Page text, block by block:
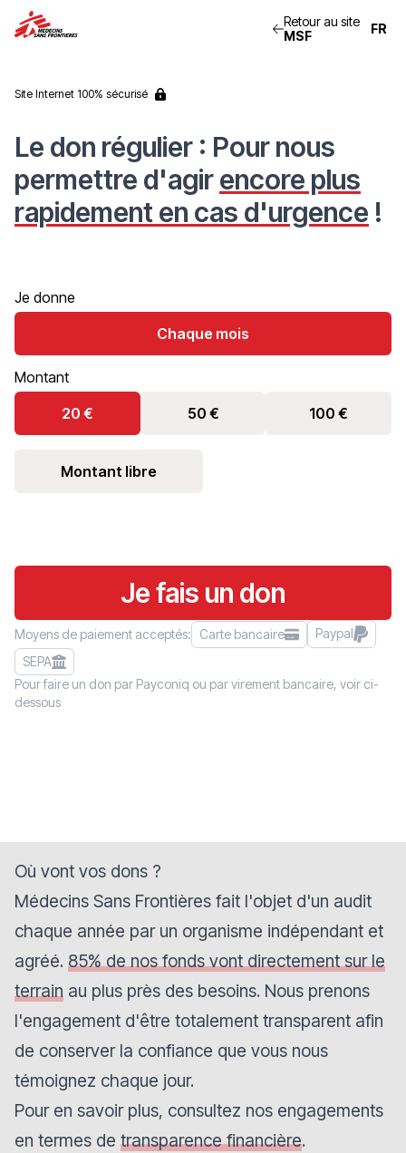
Retour au site
MSF
Site Internet 100% sécurisé
Le don régulier : Pour nous
permettre d'agirencore plus
rapidement en cas d'urgence !
Je donne
Chaque mois
Montant
20 € 50 € 100 €
Montant libre
coordonnéespaiement
Je fais un don
Moyens de paiement acceptés: Carte bancaire
Paypal
SEPA
Pour faire un don par Payconiq ou par virement bancaire, voir ci-
dessous
Où vont vos dons ?
Médecins Sans Frontières fait l'objet d'un audit
chaque année par un organisme indépendant et
agréé. 85% de nos fonds vont directement sur le
terrain au plus près des besoins. Nous prenons
l'engagement d'être totalement transparent afin
de conserver la confiance que vous nous
témoignez chaque jour.
Pour en savoir plus, consultez nos engagements
en termes de transparence financière.